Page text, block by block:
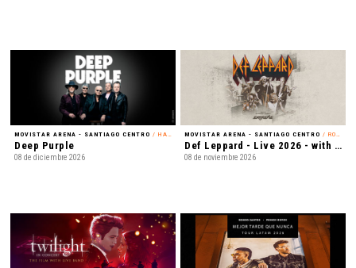
MOVISTAR ARENA - SANTIAGO CENTRO / HARD ROCK
Deep Purple
08 de diciembre 2026
MOVISTAR ARENA - SANTIAGO CENTRO / ROCK
Def Leppard - Live 2026 - with Special Guest Extreme
08 de noviembre 2026